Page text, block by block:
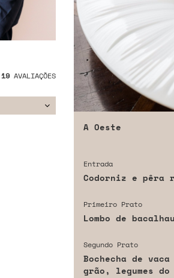
19AVALIAÇÕES
A Oeste
Entrada
Codorniz e pêra
Primeiro Prato
Lombo de
Segundo Prato
Bochecha de
grão, legumes